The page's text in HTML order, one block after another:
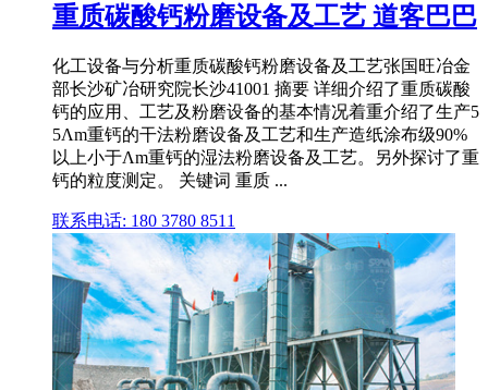
重质碳酸钙粉磨设备及工艺 道客巴巴
化工设备与分析重质碳酸钙粉磨设备及工艺张国旺冶金
部长沙矿冶研究院长沙41001 摘要 详细介绍了重质碳酸
钙的应用、工艺及粉磨设备的基本情况着重介绍了生产5
5Λm重钙的干法粉磨设备及工艺和生产造纸涂布级90%
以上小于Λm重钙的湿法粉磨设备及工艺。另外探讨了重
钙的粒度测定。 关键词 重质 ...
联系电话: 180 3780 8511